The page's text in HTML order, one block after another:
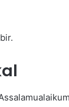
Minta